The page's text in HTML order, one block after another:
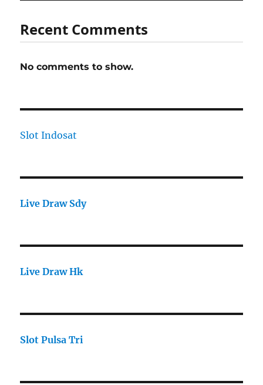
Recent Comments
No comments to show.
Slot Indosat
Live Draw Sdy
Live Draw Hk
Slot Pulsa Tri